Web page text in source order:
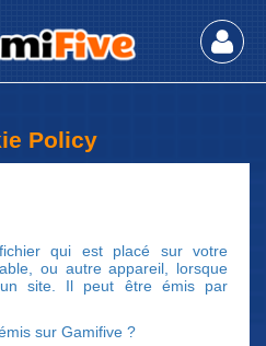
Policy
qui est placé sur votre
ou autre appareil, lorsque
site. Il peut être émis par
sur Gamifive ?